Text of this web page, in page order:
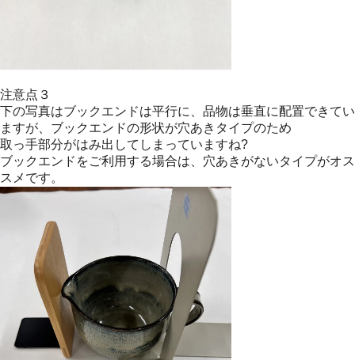
注意点３
下の写真はブックエンドは平行に、品物は垂直に配置できてい
ますが、ブックエンドの形状が穴あきタイプのため
取っ手部分がはみ出してしまっていますね?
ブックエンドをご利用する場合は、穴あきがないタイプがオス
スメです。